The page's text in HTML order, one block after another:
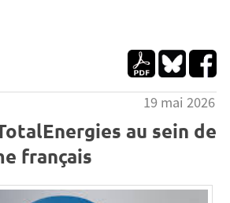
19 mai 2026
au sein de
français